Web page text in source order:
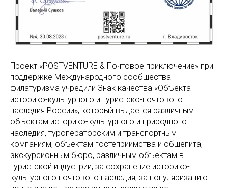
Проект «POSTVENTURE & Почтовое приключение» при
поддержке Международного сообщества
филатуризма учредили Знак качества «Объекта
историко-культурного и туристско-почтового
наследия России», который выдается различным
объектам историко-культурного и природного
наследия, туроператорским и транспортным
компаниям, объектам гостеприимства и общепита,
экскурсионным бюро, различным объектам в
туристской индустрии, за сохранение историко-
культурного почтового наследия, за популяризацию